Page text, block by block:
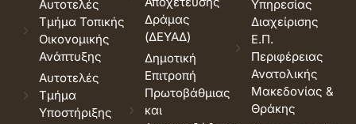
Αυτοτελές
Τμήμα Τοπικής
Οικονομικής
Ανάπτυξης
Αυτοτελές
Τμήμα
Υποστήριξης
Δράμας
(ΔΕΥΑΔ)
Δημοτική
Επιτροπή
Πρωτοβάθμιας
και
Υπηρεσίας
Διαχείρισης
Ε.Π.
Περιφέρειας
Ανατολικής
Μακεδονίας &
Θράκης